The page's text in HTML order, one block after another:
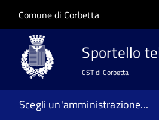
Salta al contenuto principale
Skip to site navigation
Comune di Corbetta
Sportello
CST di Corbetta
Scegli un'amministrazione...